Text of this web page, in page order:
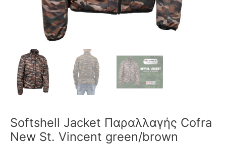
Softshell Jacket Παραλλαγής Cofra
New St. Vincent green/brown